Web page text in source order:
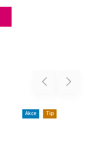
Previous
Akce Tip
Next